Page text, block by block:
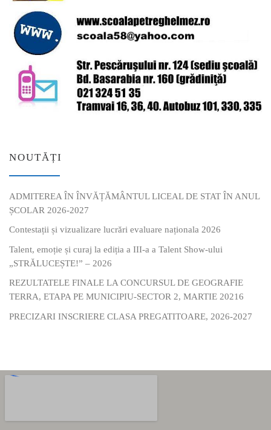
NOUTĂȚI
ADMITEREA ÎN ÎNVĂȚĂMÂNTUL LICEAL DE STAT ÎN ANUL
ȘCOLAR 2026-2027
Contestații și vizualizare lucrări evaluare naționala 2026
Talent, emoție și curaj la ediția a III-a a Talent Show-ului
„STRĂLUCEȘTE!” – 2026
REZULTATELE FINALE LA CONCURSUL DE GEOGRAFIE
TERRA, ETAPA PE MUNICIPIU-SECTOR 2, MARTIE 20216
PRECIZARI INSCRIERE CLASA PREGATITOARE, 2026-2027